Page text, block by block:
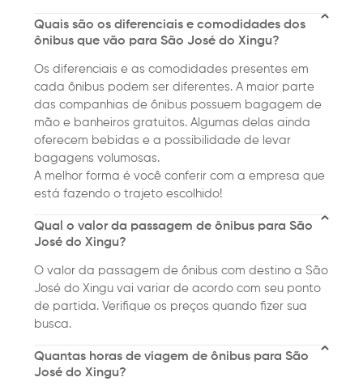
Quais são os diferenciais e comodidades dos
ônibus que vão para São José do Xingu?
Os diferenciais e as comodidades presentes em
cada ônibus podem ser diferentes. A maior parte
das companhias de ônibus possuem bagagem de
mão e banheiros gratuitos. Algumas delas ainda
oferecem bebidas e a possibilidade de levar
bagagens volumosas.
A melhor forma é você conferir com a empresa que
está fazendo o trajeto escolhido!
Qual o valor da passagem de ônibus para São
José do Xingu?
O valor da passagem de ônibus com destino a São
José do Xingu vai variar de acordo com seu ponto
de partida. Verifique os preços quando fizer sua
busca.
Quantas horas de viagem de ônibus para São
José do Xingu?